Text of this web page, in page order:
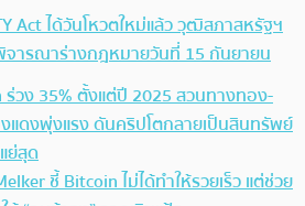
Act ได้วันโหวตใหม่แล้ว วุฒิสภาสหรัฐฯ
จารณาร่างกฎหมายวันที่ 15 กันยายน
ร่วง 35% ตั้งแต่ปี 2025 สวนทางทอง-
แดงพุ่งแรง ดันคริปโตกลายเป็นสินทรัพย์
ย่สุด
ชี้ Bitcoin ไม่ได้ทำให้รวยเร็ว แต่ช่วย